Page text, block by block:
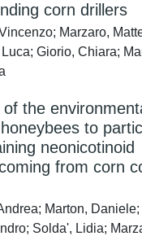
corn drillers
Marzaro,
Giorio, Chiara;
the
to
neonicotinoid
from corn
Marton,
Solda', Lidia;